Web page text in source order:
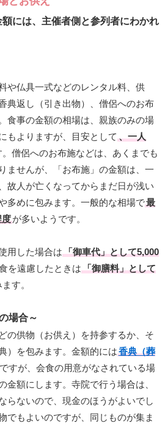
には、主催者側と参列者にわかれ
や仏具一式などのレンタル料、供
典返し（引き出物）、僧侶へのお布
食事の金額の相場は、親族のみの場
もよりますが、目安として 、一人
。僧侶へのお布施などは、あくまでも
ませんが、「お布施」の金額は、一
故人が亡くなってからまだ日が浅い
多めに包みます。一般的な相場で最
度が多いようです。
用した場合は「御車代」として5,000
を遠慮したときは「御膳料」として
す。
場合～
の供物（お供え）を持参するか、そ
）を包みます。金額的には香典（葬
すが、会食の用意がなされている場
金額にします。寺院で行う場合は、
らないので、現金のほうがよいでし
でもよいのですが、同じものが集ま